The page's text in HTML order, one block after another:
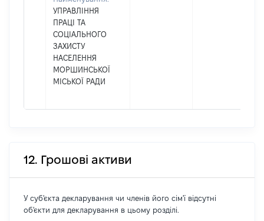
УПРАВЛІННЯ
ПРАЦІ ТА
СОЦІАЛЬНОГО
ЗАХИСТУ
НАСЕЛЕННЯ
МОРШИНСЬКОЇ
МІСЬКОЇ РАДИ
12. Грошові активи
У суб'єкта декларування чи членів його сім'ї відсутні
об'єкти для декларування в цьому розділі.